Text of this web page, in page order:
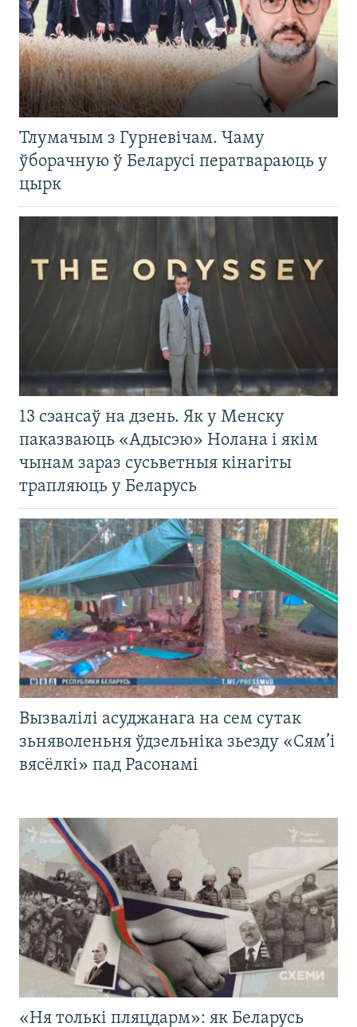
Тлумачым з Гурневічам. Чаму
ўборачную ў Беларусі ператвараюць у
цырк
13 сэансаў на дзень. Як у Менску
паказваюць «Адысэю» Нолана і якім
чынам зараз сусьветныя кінагіты
трапляюць у Беларусь
Вызвалілі асуджанага на сем сутак
зьняволеньня ўдзельніка зьезду «Сям’і
вясёлкі» пад Расонамі
«Ня толькі пляцдарм»: як Беларусь